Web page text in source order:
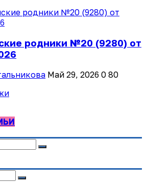
родники №20 (9280) от
Май 29, 2026 0 80